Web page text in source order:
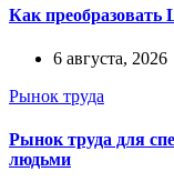
Как
6 августа, 2026
Рынок труда
Рынок труда для
людьми